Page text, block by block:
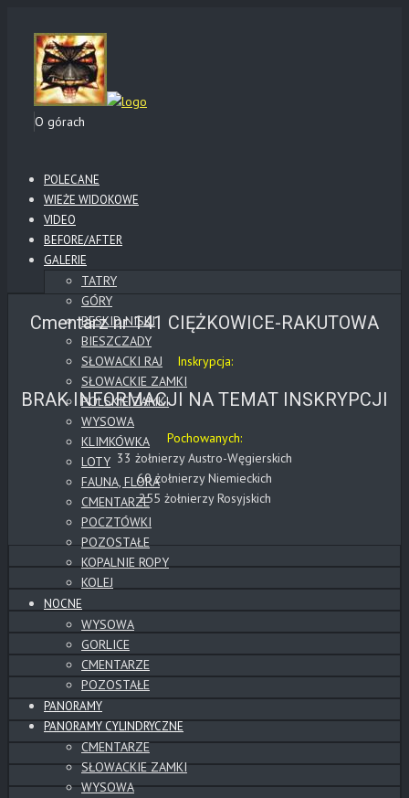
O górach
POLECANE
WIEŻE WIDOKOWE
VIDEO
BEFORE/AFTER
GALERIE
TATRY
GÓRY
BESKID NISKI
BIESZCZADY
SŁOWACKI RAJ
SŁOWACKIE ZAMKI
POLSKIE ZAMKI
WYSOWA
KLIMKÓWKA
LOTY
FAUNA, FLORA
CMENTARZE
POCZTÓWKI
POZOSTAŁE
KOPALNIE ROPY
KOLEJ
NOCNE
WYSOWA
GORLICE
CMENTARZE
POZOSTAŁE
PANORAMY
PANORAMY CYLINDRYCZNE
CMENTARZE
SŁOWACKIE ZAMKI
WYSOWA
Cmentarz nr 141 CIĘŻKOWICE-RAKUTOWA
Inskrypcja:
BRAK INFORMACJI NA TEMAT INSKRYPCJI
Pochowanych:
33 żołnierzy Austro-Węgierskich
60 żołnierzy Niemieckich
255 żołnierzy Rosyjskich